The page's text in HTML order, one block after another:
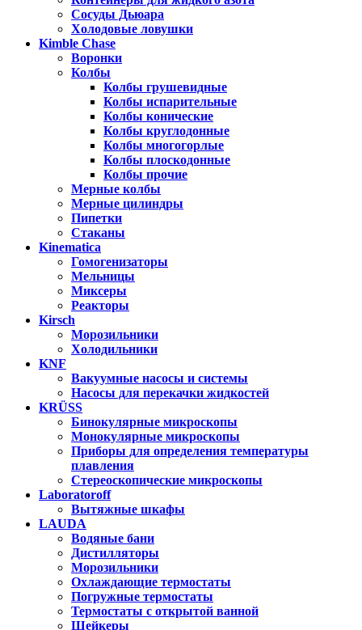
Сосуды Дьюара
Холодовые ловушки
Kimble Chase
Воронки
Колбы
Колбы грушевидные
Колбы испарительные
Колбы конические
Колбы круглодонные
Колбы многогорлые
Колбы плоскодонные
Колбы прочие
Мерные колбы
Мерные цилиндры
Пипетки
Стаканы
Kinematica
Гомогенизаторы
Мельницы
Миксеры
Реакторы
Kirsch
Морозильники
Холодильники
KNF
Вакуумные насосы и системы
Насосы для перекачки жидкостей
KRÜSS
Бинокулярные микроскопы
Монокулярные микроскопы
Приборы для определения температуры
плавления
Стереоскопические микроскопы
Laboratoroff
Вытяжные шкафы
LAUDA
Водяные бани
Дистилляторы
Морозильники
Охлаждающие термостаты
Погружные термостаты
Термостаты с открытой ванной
Шейкеры